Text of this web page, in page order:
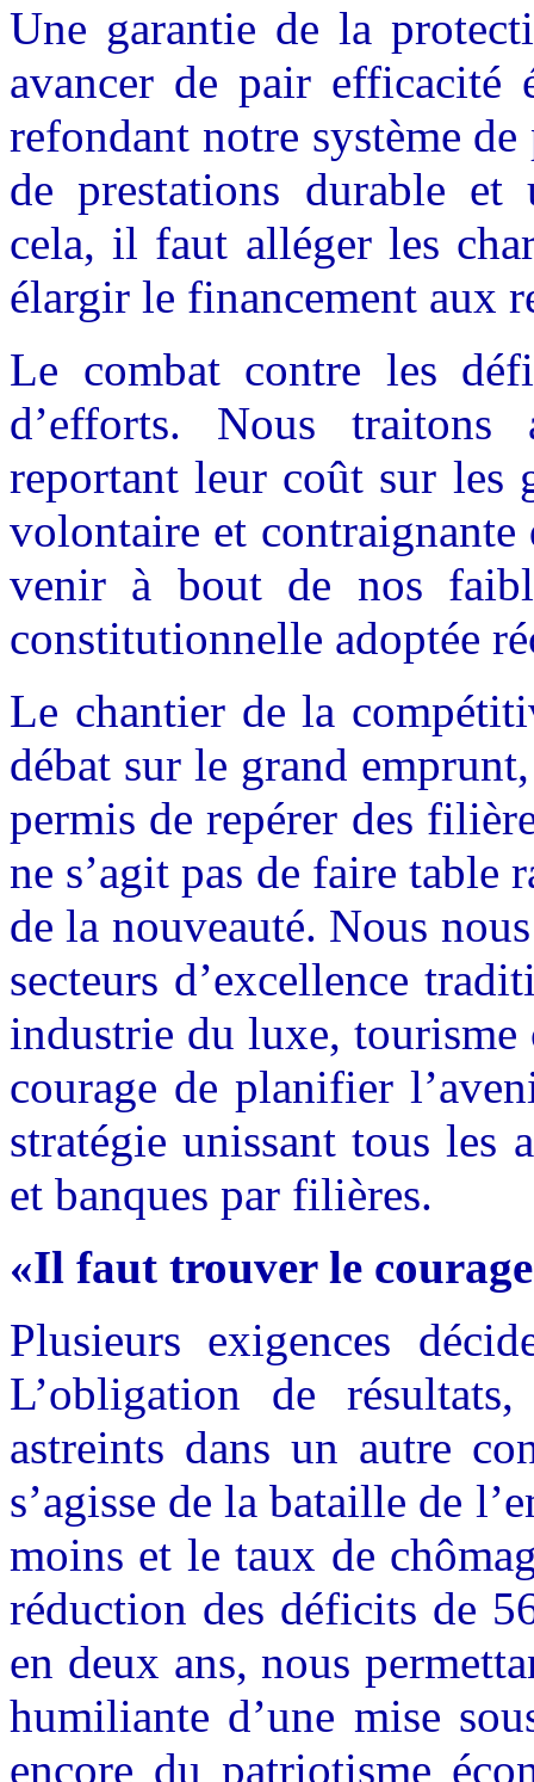
Une garantie de la
avancer de pair efficacité
refondant notre système
de prestations durable et
cela, il faut alléger les
élargir le financement aux
Le combat contre les
d’efforts. Nous traitons
reportant leur coût sur les
volontaire et contraignante
venir à bout de nos
constitutionnelle adoptée
Le chantier de la
débat sur le grand
permis de repérer des
ne s’agit pas de faire table
de la nouveauté. Nous
secteurs d’excellence
industrie du luxe, tourisme
courage de planifier
stratégie unissant tous les
et banques par filières.
«Il faut trouver le
Plusieurs exigences
L’obligation de
astreints dans un autre
s’agisse de la bataille de
moins et le taux de
réduction des déficits de
en deux ans, nous
humiliante d’une mise
encore du patriotisme